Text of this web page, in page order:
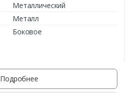
Металлический
Металл
Боковое
Подробнее